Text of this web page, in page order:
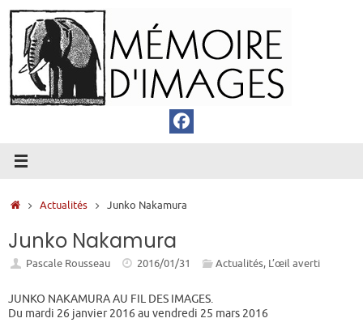
Passer
au
contenu
Accueil
Actualités Junko Nakamura
Junko Nakamura
Pascale Rousseau 2016/01/31 Actualités, L’œil averti
JUNKO NAKAMURA AU FIL DES IMAGES.
Du mardi 26 janvier 2016 au vendredi 25 mars 2016